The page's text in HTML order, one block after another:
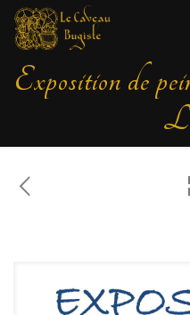
Exposition de